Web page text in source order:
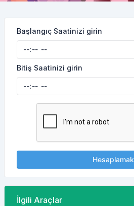
Başlangıç Saatinizi girin
Bitiş Saatinizi girin
Hesaplamak
İlgili Araçlar